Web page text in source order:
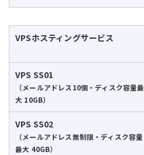
VPSホスティングサービス
VPS SS01
（メールアドレス10個・ディスク容量最
大 10GB）
VPS SS02
（メールアドレス無制限・ディスク容量
最大 40GB）